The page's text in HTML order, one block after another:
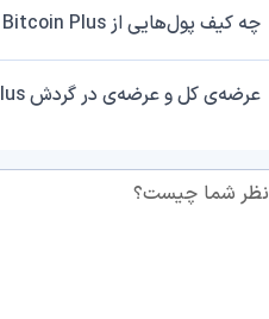
چه کیف پول‌هایی از Bitcoin Plus پشتیبانی می‌کنند؟
عرضه‌ی کل و عرضه‌ی در گردش Bitcoin Plus چقدر است؟
نظر شما چیست؟